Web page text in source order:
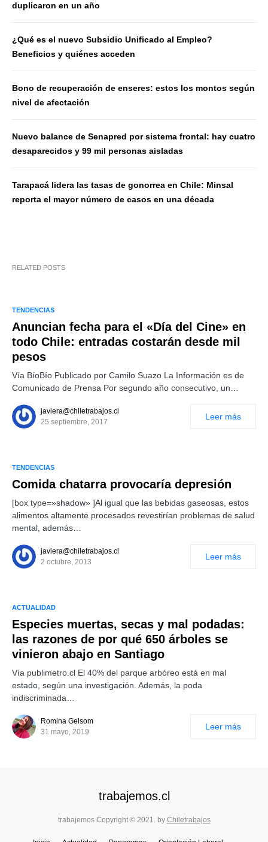
duplicaron en un año
¿Qué es el nuevo Subsidio Unificado al Empleo?
Beneficios y quiénes acceden
Bono de recuperación de enseres: estos los montos según
nivel de afectación
Nuevo balance de Senapred por sistema frontal: hay cuatro
desaparecidos y 99 mil personas aisladas
Tarapacá lidera las tasas de gonorrea en Chile: Minsal
reporta el mayor número de casos en una década
RELATED POSTS
TENDENCIAS
Anuncian fecha para el «Día del Cine» en
todo Chile: entradas costarán desde mil
pesos
Vía BíoBío Publicado por Camilo Suazo La Información es de
Comunicado de Prensa Por segundo año consecutivo, un…
javiera@chiletrabajos.cl
25 septiembre, 2017
Leer más
TENDENCIAS
Comida chatarra provocaría depresión
[box type=»shadow» ]Al igual que las bebidas gaseosas, estos
alimentos altamente procesados revestirían problemas de salud
mental, además…
javiera@chiletrabajos.cl
2 octubre, 2013
Leer más
ACTUALIDAD
Especies muertas, secas y mal podadas:
las razones de por qué 650 árboles se
vinieron abajo en Santiago
Vía publimetro.cl El 40% del parque arbóreo está en mal
estado, según una investigación. Además, la poda
indiscriminada…
Romina Gelsom
31 mayo, 2019
Leer más
trabajemos.cl
trabajemos Copyright © 2021. by Chiletrabajos